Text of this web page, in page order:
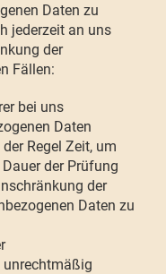
Daten zu
jederzeit an uns
der
Fällen:
bei uns
Daten
Regel Zeit, um
der Prüfung
der
Daten zu
unrechtmäßig